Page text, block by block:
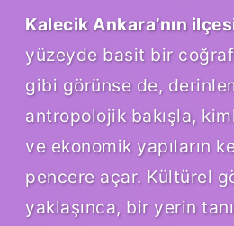
Kalecik Ankara’nın
yüzeyde basit bir
gibi görünse de,
antropolojik bakışla,
ve ekonomik yapıların
pencere açar. Kültürel
yaklaşınca, bir yerin